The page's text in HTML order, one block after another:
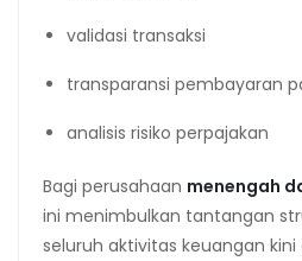
validasi transaksi
transparansi pembayaran
analisis risiko perpajakan
Bagi perusahaan menengah
ini menimbulkan tantangan
seluruh aktivitas keuangan